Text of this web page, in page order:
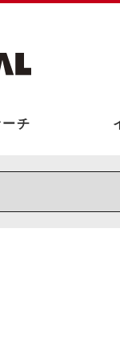
チ